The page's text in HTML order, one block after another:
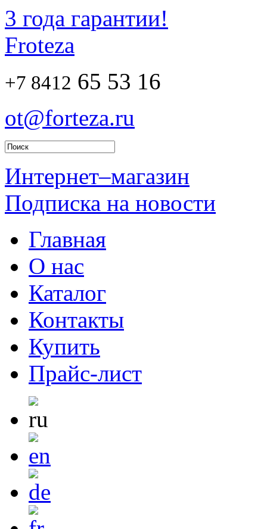
3 года гарантии!
Froteza
+7 8412 65 53 16
ot@forteza.ru
Интернет–магазин
Подписка на новости
Главная
О нас
Каталог
Контакты
Купить
Прайс-лист